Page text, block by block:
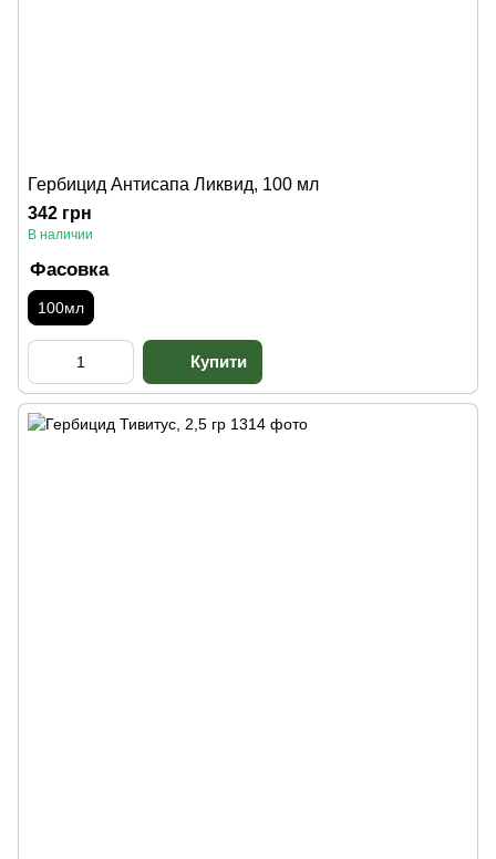
Гербицид Антисапа Ликвид, 100 мл
342 грн
В наличии
Фасовка
100мл